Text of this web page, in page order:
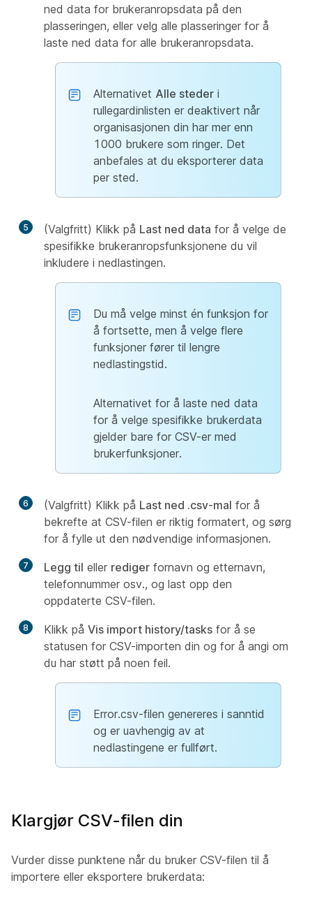
ned data for brukeranropsdata på den
plasseringen, eller velg alle plasseringer for å
laste ned data for alle brukeranropsdata.
Alternativet Alle steder i
rullegardinlisten er deaktivert når
organisasjonen din har mer enn
1000 brukere som ringer. Det
anbefales at du eksporterer data
per sted.
5 (Valgfritt) Klikk på Last ned data for å velge de
spesifikke brukeranropsfunksjonene du vil
inkludere i nedlastingen.
Du må velge minst én funksjon for
å fortsette, men å velge flere
funksjoner fører til lengre
nedlastingstid.
Alternativet for å laste ned data
for å velge spesifikke brukerdata
gjelder bare for CSV-er med
brukerfunksjoner.
6 (Valgfritt) Klikk på Last ned .csv-mal for å
bekrefte at CSV-filen er riktig formatert, og sørg
for å fylle ut den nødvendige informasjonen.
7 Legg til eller rediger fornavn og etternavn,
telefonnummer osv., og last opp den
oppdaterte CSV-filen.
8 Klikk på Vis import history/tasks for å se
statusen for CSV-importen din og for å angi om
du har støtt på noen feil.
Error.csv-filen genereres i sanntid
og er uavhengig av at
nedlastingene er fullført.
Klargjør CSV-filen din
Vurder disse punktene når du bruker CSV-filen til å
importere eller eksportere brukerdata: